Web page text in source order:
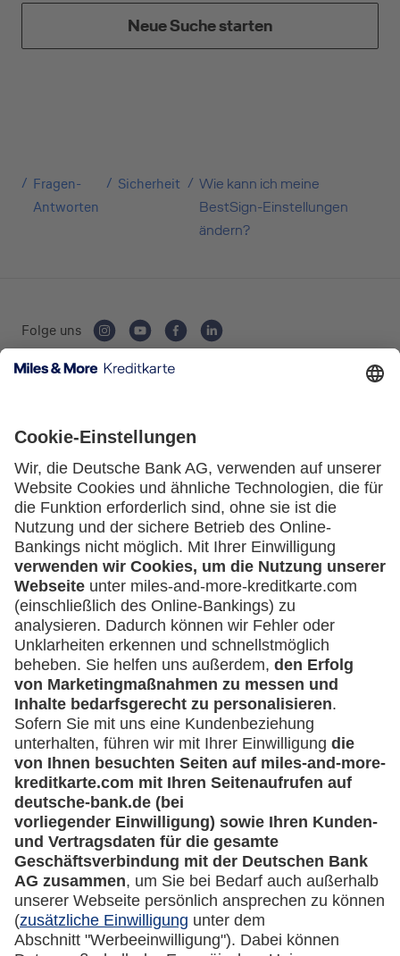
Neue Suche starten
Fragen-
Antworten
Sicherheit
Wie kann ich meine
BestSign-Einstellungen
ändern?
Folge uns
Service
Häufige Fragen
Downloadcenter
Kontakt
Mehr
Kreditkarten-Banking
miles-and-more.com
lufthansa.com
Rechtliches
Impressum
Datenschutz
Cookie Einstellungen
Kreditkarte beantragen
Private Nutzung
Freiberufler)
Unternehmen
(z.B. e.K., Personengesellschaft (inkl. GbR),
GmbH)